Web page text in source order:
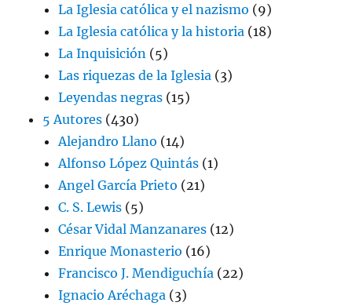
La Iglesia católica y el nazismo (9)
La Iglesia católica y la historia (18)
La Inquisición (5)
Las riquezas de la Iglesia (3)
Leyendas negras (15)
5 Autores (430)
Alejandro Llano (14)
Alfonso López Quintás (1)
Angel García Prieto (21)
C. S. Lewis (5)
César Vidal Manzanares (12)
Enrique Monasterio (16)
Francisco J. Mendiguchía (22)
Ignacio Aréchaga (3)